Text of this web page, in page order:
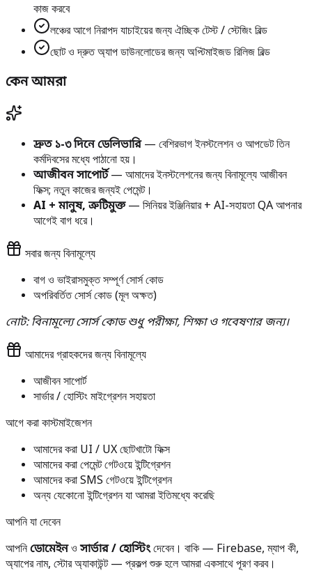
কাজ করবে
লঞ্চের আগে নিরাপদ যাচাইয়ের জন্য ঐচ্ছিক টেস্ট / স্টেজিং বিল্ড
ছোট ও দ্রুত অ্যাপ ডাউনলোডের জন্য অপ্টিমাইজড রিলিজ বিল্ড
কেন আমরা
দ্রুত ১-৩ দিনে ডেলিভারি— বেশিরভাগ ইনস্টলেশন ও আপডেট তিন
কর্মদিবসের মধ্যে পাঠানো হয়।
আজীবন সাপোর্ট— আমাদের ইনস্টলেশনের জন্য বিনামূল্যে আজীবন
ফিক্স; নতুন কাজের জন্যই পেমেন্ট।
AI + মানুষ, ত্রুটিমুক্ত— সিনিয়র ইঞ্জিনিয়ার + AI-সহায়তা QA আপনার
আগেই বাগ ধরে।
সবার জন্য বিনামূল্যে
বাগ ও ভাইরাসমুক্ত সম্পূর্ণ সোর্স কোড
অপরিবর্তিত সোর্স কোড (মূল অক্ষত)
নোট: বিনামূল্যে সোর্স কোড শুধু পরীক্ষা, শিক্ষা ও গবেষণার জন্য।
আমাদের গ্রাহকদের জন্য বিনামূল্যে
আজীবন সাপোর্ট
সার্ভার / হোস্টিং মাইগ্রেশন সহায়তা
আগে করা কাস্টমাইজেশন
আমাদের করা UI / UX ছোটখাটো ফিক্স
আমাদের করা পেমেন্ট গেটওয়ে ইন্টিগ্রেশন
আমাদের করা SMS গেটওয়ে ইন্টিগ্রেশন
অন্য যেকোনো ইন্টিগ্রেশন যা আমরা ইতিমধ্যে করেছি
আপনি যা দেবেন
আপনিডোমেইনওসার্ভার / হোস্টিংদেবেন। বাকি — Firebase, ম্যাপ কী,
অ্যাপের নাম, স্টোর অ্যাকাউন্ট — প্রকল্প শুরু হলে আমরা একসাথে পূরণ করব।